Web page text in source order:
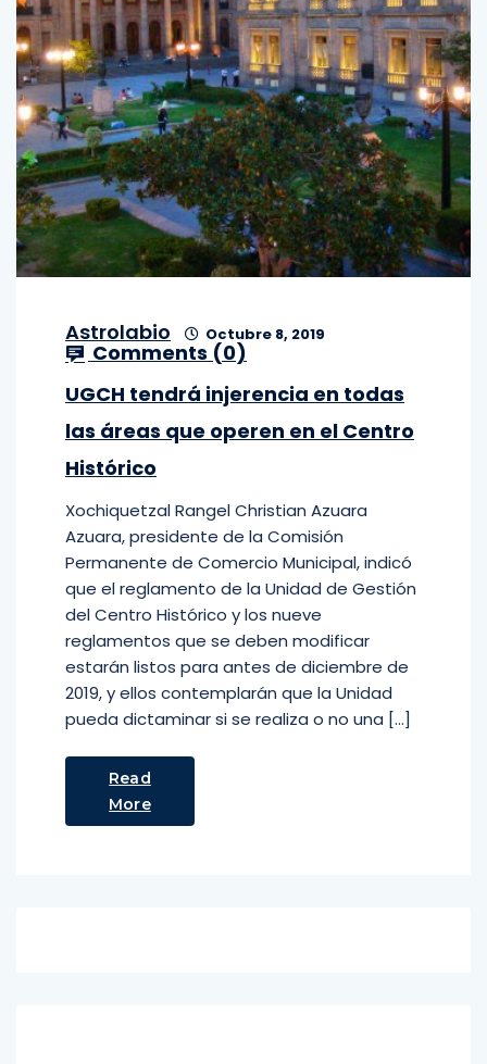
Astrolabio Octubre 8, 2019
Comments (0)
UGCH tendrá injerencia en todas
las áreas que operen en el Centro
Histórico
Xochiquetzal Rangel Christian Azuara
Azuara, presidente de la Comisión
Permanente de Comercio Municipal, indicó
que el reglamento de la Unidad de Gestión
del Centro Histórico y los nueve
reglamentos que se deben modificar
estarán listos para antes de diciembre de
2019, y ellos contemplarán que la Unidad
pueda dictaminar si se realiza o no una […]
Read
More